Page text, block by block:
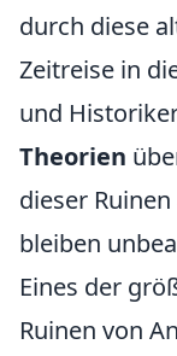
durch diese
Zeitreise in
und
Theorien
dieser
bleiben
Eines der
Ruinen von